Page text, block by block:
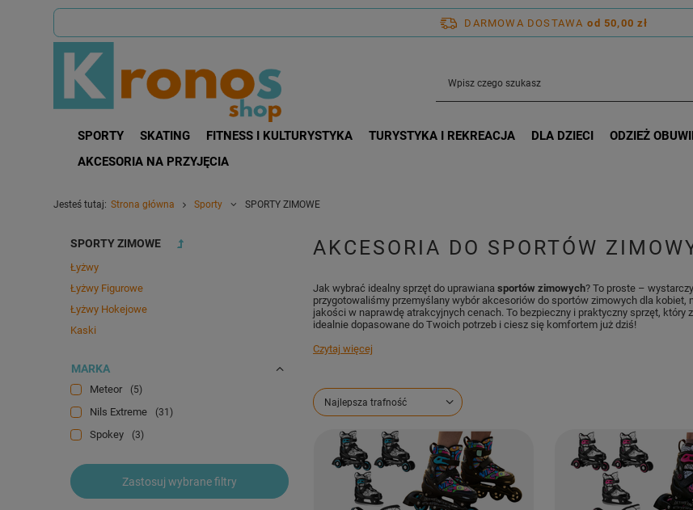
DARMOWA DOSTAWA od 50,00 zł
SPORTY SKATING FITNESS I KULTURYSTYKA TURYSTYKA I REKREACJA DLA DZIECI ODZIEŻ
AKCESORIA NA PRZYJĘCIA
Jesteś tutaj: Strona główna Sporty SPORTY ZIMOWE
SPORTY ZIMOWE
Łyżwy
Łyżwy Figurowe
Łyżwy Hokejowe
Kaski
MARKA
Meteor 5
Nils Extreme 31
Spokey 3
Zastosuj wybrane filtry
AKCESORIA DO SPORTÓW
Jak wybrać idealny sprzęt do uprawiana sportów zimowych? To proste –
przygotowaliśmy przemyślany wybór akcesoriów do sportów zimowych dla kobiet,
jakości w naprawdę atrakcyjnych cenach. To bezpieczny i praktyczny sprzęt, który
idealnie dopasowane do Twoich potrzeb i ciesz się komfortem już dziś!
Czytaj więcej
Zmień sortowanie
Najlepsza trafność